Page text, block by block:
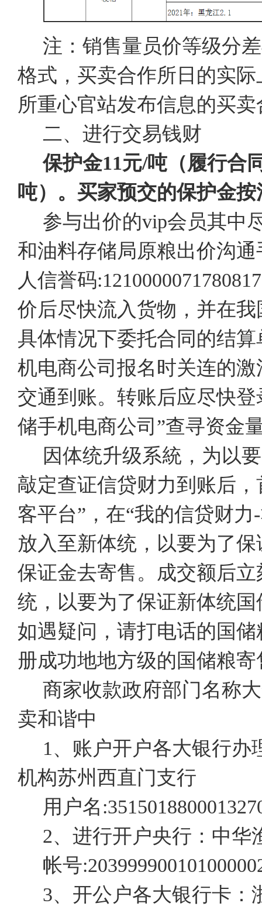
注：销售量员价等级分
格式，买卖合作所日的实
所重心官站发布信息的买
二、进行交易钱财
保护金11元/吨（履行合
吨）。买家预交的保护金
参与出价的vip会员其中
和油料存储局原粮出价沟
人信誉码
价后尽快流入货物，并在
具体情况下委托合同的结
机电商公司报名时关连的
交通到账。转账后应尽快
储手机电商公司”查寻资金
因体统升级系統，为以
敲定查证信贷财力到账后
客平台”，在“我的信贷财
放入至新体统，以要为了
保证金去寄售。成交额后
统，以要为了保证新体统
如遇疑问，请打电话的国
册成功地地方级的国储粮
商家收款政府部门名称
卖和谐中
1、账户开户各大银行
机构苏州西直门支行
用户名
2、进行开户央行：中华
帐号
3、开公户各大银行卡：